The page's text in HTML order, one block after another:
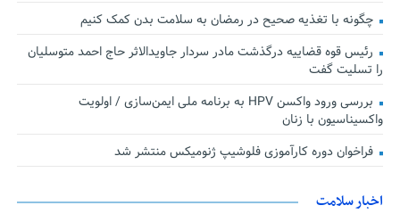
چگونه با تغذیه صحیح در رمضان به سلامت بدن کمک کنیم
رئیس قوه قضاییه درگذشت مادر سردار جاویدالاثر حاج احمد متوسلیان
را تسلیت گفت
بررسی ورود واکسن HPV به برنامه ملی ایمن‌سازی / اولویت
واکسیناسیون با زنان
فراخوان دوره کارآموزی فلوشیپ ژنومیکس منتشر شد
اخبار سلامت